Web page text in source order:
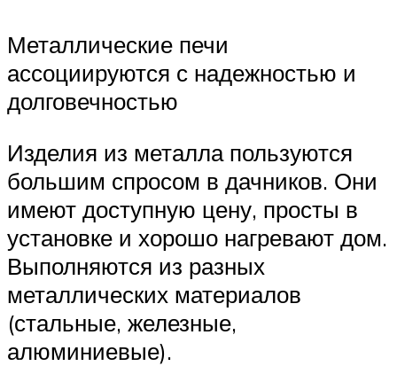
Металлические печи
ассоциируются с надежностью и
долговечностью
Изделия из металла пользуются
большим спросом в дачников. Они
имеют доступную цену, просты в
установке и хорошо нагревают дом.
Выполняются из разных
металлических материалов
(стальные, железные,
алюминиевые).